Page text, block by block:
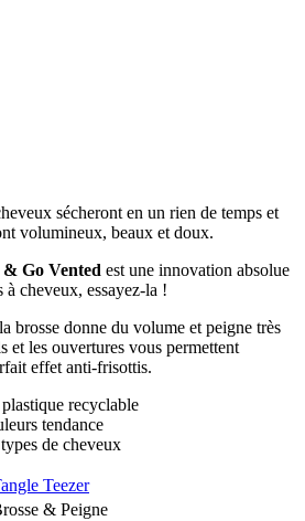
sécheront en un rien de temps et
volumineux, beaux et doux.
Go Vented est une innovation absolue
à cheveux, essayez-la !
brosse donne du volume et peigne très
et les ouvertures vous permettent
effet anti-frisottis.
recyclable
tendance
de cheveux
Teezer
& Peigne